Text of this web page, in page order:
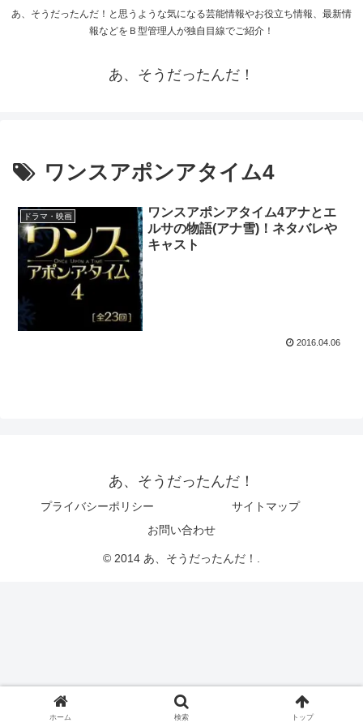
あ、そうだったんだ！と思うような気になる芸能情報やお役立ち情報、最新情
報などをＢ型管理人が独自目線でご紹介！
あ、そうだったんだ！
ワンスアポンアタイム4
ドラマ・映画
ワンスアポンアタイム4アナとエ
ルサの物語(アナ雪)！ネタバレや
キャスト
2016.04.06
あ、そうだったんだ！
プライバシーポリシー
サイトマップ
お問い合わせ
© 2014 あ、そうだったんだ！.
ホーム 検索 トップ